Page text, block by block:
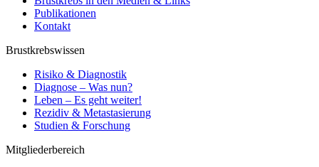
Publikationen
Kontakt
Brustkrebswissen
Risiko & Diagnostik
Diagnose – Was nun?
Leben – Es geht weiter!
Rezidiv & Metastasierung
Studien & Forschung
Mitgliederbereich